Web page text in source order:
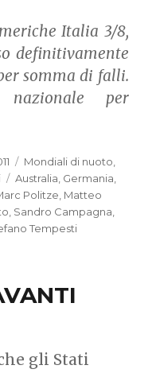
Italia 3/8,
definitivamente
somma di falli.
per
Categorie
Mondiali di nuoto
Tag
Australia Germania
Politze Matteo
Sandro Campagna
Tempesti
gli Stati